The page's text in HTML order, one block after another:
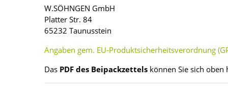
W.SÖHNGEN GmbH
Platter Str. 84
65232 Taunusstein
Angaben gem. EU-Produktsicherheitsverordnung
Das PDF des Beipackzettels können Sie sich oben